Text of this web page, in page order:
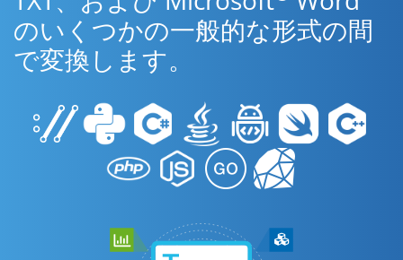
のいくつかの一般的な形式の間
で変換します。